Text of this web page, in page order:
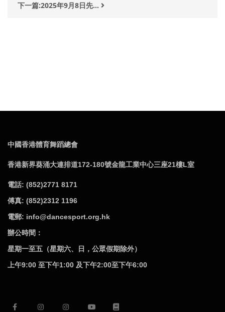
下一篇:2025年9月8日先...
中國香港體育舞蹈總會
香港新界葵涌大連排道172-180號金龍工業中心三座21樓L室
電話: (852)2771 8171
傅真: (852)2312 1196
電郵: info@dancesport.org.hk
辦公時間：
星期一至五（星期六、日，公眾假期除外）
上午9:00 至下午1:00 及下午2:00至下午6:00